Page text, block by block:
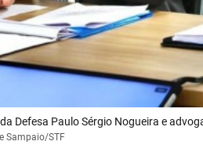
Defesa Paulo Sérgio Nogueira e
Sampaio/STF